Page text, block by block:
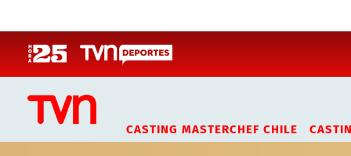
CASTING MASTERCHEF CHILE